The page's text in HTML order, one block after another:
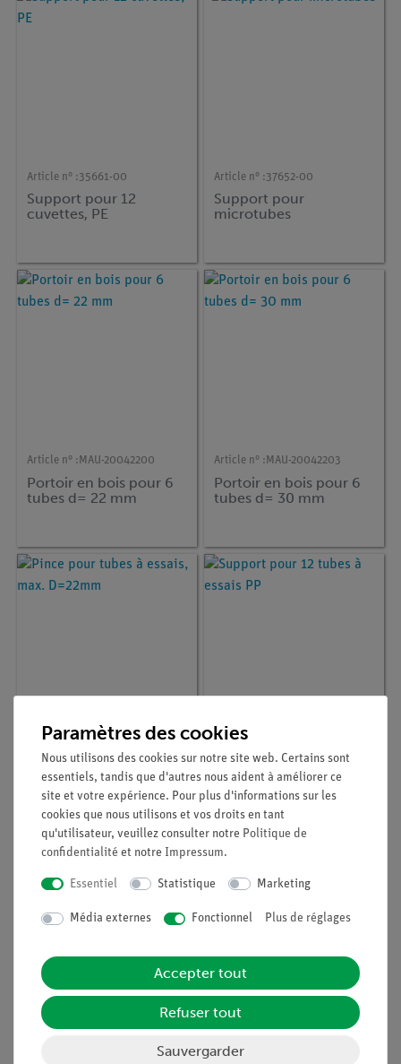
Article n° :35661-00
Support pour 12
cuvettes, PE
Article n° :37652-00
Support pour
microtubes
Article n° : MAU-20042200
Portoir en bois pour 6
tubes d= 22 mm
Article n° : MAU-20042203
Portoir en bois pour 6
tubes d= 30 mm
Pince pour tubes à
essais, max. D=22mm
Support pour 12 tubes
à essais PP
Article n° :46237-00
Support pour 50 tubes
Article n° :08487-03
Support pour 20 tubes
Paramètres des cookies
Nous utilisons des cookies sur notre site web. Certains sont
essentiels, tandis que d'autres nous aident à améliorer ce
site et votre expérience. Pour plus d'informations sur les
cookies que nous utilisons et vos droits en tant
qu'utilisateur, veuillez consulter notre Politique de
confidentialité et notre Impressum.
Essentiel Statistique Marketing
Média externes Fonctionnel Plus de réglages
Accepter tout
Refuser tout
Sauvergarder